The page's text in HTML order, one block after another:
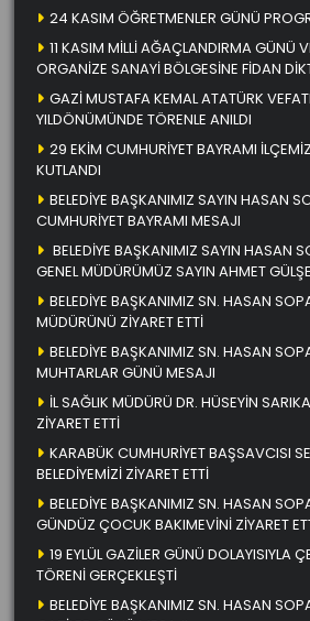
24 KASIM ÖĞRETMENLER GÜNÜ
11 KASIM MİLLİ AĞAÇLANDIRMA GÜNÜ
ORGANİZE SANAYİ BÖLGESİNE FİDAN
GAZİ MUSTAFA KEMAL ATATÜRK
YILDÖNÜMÜNDE TÖRENLE ANILDI
29 EKİM CUMHURİYET BAYRAMI
KUTLANDI
BELEDİYE BAŞKANIMIZ SAYIN HASAN
CUMHURİYET BAYRAMI MESAJI
BELEDİYE BAŞKANIMIZ SAYIN HASAN
GENEL MÜDÜRÜMÜZ SAYIN AHMET
BELEDİYE BAŞKANIMIZ SN. HASAN
MÜDÜRÜNÜ ZİYARET ETTİ
BELEDİYE BAŞKANIMIZ SN. HASAN
MUHTARLAR GÜNÜ MESAJI
İL SAĞLIK MÜDÜRÜ DR. HÜSEYİN
ZİYARET ETTİ
KARABÜK CUMHURİYET BAŞSAVCISI
BELEDİYEMİZİ ZİYARET ETTİ
BELEDİYE BAŞKANIMIZ SN. HASAN
GÜNDÜZ ÇOCUK BAKIMEVİNİ ZİYARET
19 EYLÜL GAZİLER GÜNÜ DOLAYISIYLA
TÖRENİ GERÇEKLEŞTİ
BELEDİYE BAŞKANIMIZ SN. HASAN